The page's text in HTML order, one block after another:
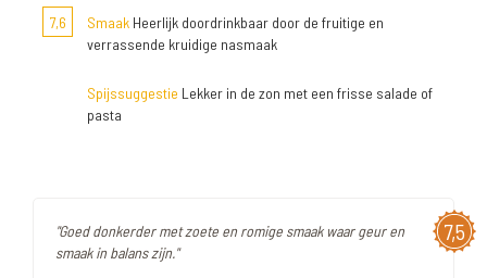
7,6 Smaak Heerlijk doordrinkbaar door de fruitige en
verrassende kruidige nasmaak
Spijssuggestie Lekker in de zon met een frisse salade of
pasta
7,5
"Goed donkerder met zoete en romige smaak waar geur en
smaak in balans zijn."